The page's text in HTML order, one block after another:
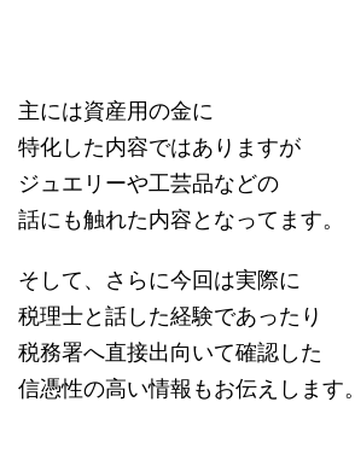
主には資産用の金に
特化した内容ではありますが
ジュエリーや工芸品などの
話にも触れた内容となってます。
そして、さらに今回は実際に
税理士と話した経験であったり
税務署へ直接出向いて確認した
信憑性の高い情報もお伝えします。